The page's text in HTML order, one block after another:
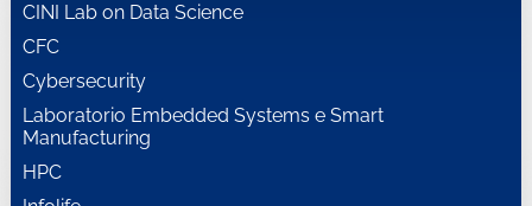
CINI Lab on Data Science
CFC
Cybersecurity
Laboratorio Embedded Systems e Smart
Manufacturing
HPC